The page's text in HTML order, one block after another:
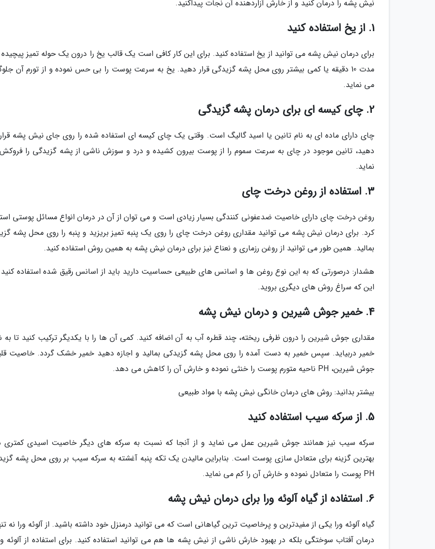
نیش پشه را درمان کنید و از خارش آزاردهنده آن نجات پیداکنید.
1. از یخ استفاده کنید
برای درمان نیش پشه می توانید از یخ استفاده کنید. برای این کار کافی است یک قالب یخ را درون یک حوله تمیز
مدت 10 دقیقه یا کمی بیشتر روی محل پشه گزیدگی قرار دهید. یخ به سرعت پوست را بی حس نموده و از تورم آن
می نماید.
2. چای کیسه ای برای درمان پشه گزیدگی
چای دارای ماده ای به نام تانین یا اسید گالیگ است. وقتی یک چای کیسه ای استفاده شده را روی جای نیش پشه
دهید، تانین موجود در چای به سرعت سموم را از پوست بیرون کشیده و درد و سوزش ناشی از پشه گزیدگی را
نماید.
3. استفاده از روغن درخت چای
روغن درخت چای دارای خاصیت ضدعفونی کنندگی بسیار زیادی است و می توان از آن در درمان انواع مسائل پوستی
کرد. برای درمان نیش پشه می توانید مقداری روغن درخت چای را روی یک پنبه تمیز بریزید و پنبه را روی محل پشه
بمالید. همین طور می توانید از روغن رزماری و نعناع نیز برای درمان نیش پشه به همین روش استفاده کنید.
هشدار: درصورتی که به این نوع روغن ها و اسانس های طبیعی حساسیت دارید باید از اسانس رقیق شده استفاده کنید
این که سراغ روش های دیگری بروید.
4. خمیر جوش شیرین و درمان نیش پشه
مقداری جوش شیرین را درون ظرفی ریخته، چند قطره آب به آن اضافه کنید. کمی آن ها را با یکدیگر ترکیب کنید تا
خمیر دربیاید. سپس خمیر به دست آمده را روی محل پشه گزیدکی بمالید و اجازه دهید خمیر خشک گردد. خاصیت
جوش شیرین، PH ناحیه متورم پوست را خنثی نموده و خارش آن را کاهش می دهد.
بیشتر بدانید: روش های درمان خانگی نیش پشه با مواد طبیعی
5. از سرکه سیب استفاده کنید
سرکه سیب نیز همانند جوش شیرین عمل می نماید و از آنجا که نسبت به سرکه های دیگر خاصیت اسیدی کمتری
بهترین گزینه برای متعادل سازی پوست است. بنابراین مالیدن یک تکه پنبه آغشته به سرکه سیب بر روی محل پشه
PH پوست را متعادل نموده و خارش آن را کم می نماید.
6. استفاده از گیاه آلوئه ورا برای درمان نیش پشه
گیاه آلوئه ورا یکی از مفیدترین و پرخاصیت ترین گیاهانی است که می توانید درمنزل خود داشته باشید. از آلوئه ورا نه
درمان آفتاب سوختگی بلکه در بهبود خارش ناشی از نیش پشه ها هم می توانید استفاده کنید. برای استفاده از آلوئه